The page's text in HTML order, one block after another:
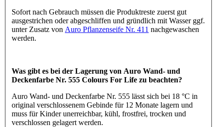
Sofort nach Gebrauch müssen die Produktreste zuerst gut
ausgestrichen oder abgeschliffen und gründlich mit Wasser ggf.
unter Zusatz von Auro Pflanzenseife Nr. 411 nachgewaschen
werden.
Was gibt es bei der Lagerung von Auro Wand- und
Deckenfarbe Nr. 555 Colours For Life zu beachten?
Auro Wand- und Deckenfarbe Nr. 555 lässt sich bei 18 °C in
original verschlossenem Gebinde für 12 Monate lagern und
muss für Kinder unerreichbar, kühl, frostfrei, trocken und
verschlossen gelagert werden.